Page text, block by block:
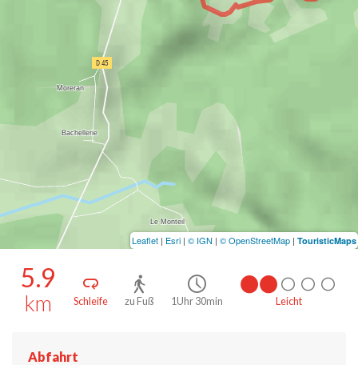
5.9
km Schleife zu Fuß 1Uhr 30min Leicht
Abfahrt
Leaflet | Esri | © IGN | © OpenStreetMap | TouristicMaps